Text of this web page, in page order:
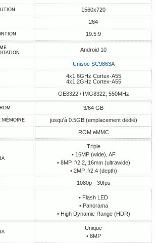
1560x720
264
19.5:9
Android 10
Unisoc SC9863A
4x1.6GHz Cortex-A55
4x1.2GHz Cortex-A55
GE8322 / IMG8322, 550MHz
3/64 GB
MÉMOIRE jusqu'à 0.5GB (emplacement dédié)
ROM eMMC
Triple
• 16MP (wide), AF
• 8MP, f/2.2, 16mm (ultrawide)
• 2MP, f/2.4 (depth)
1080p - 30fps
• Flash LED
• Panorama
• High Dynamic Range (HDR)
Unique
• 8MP